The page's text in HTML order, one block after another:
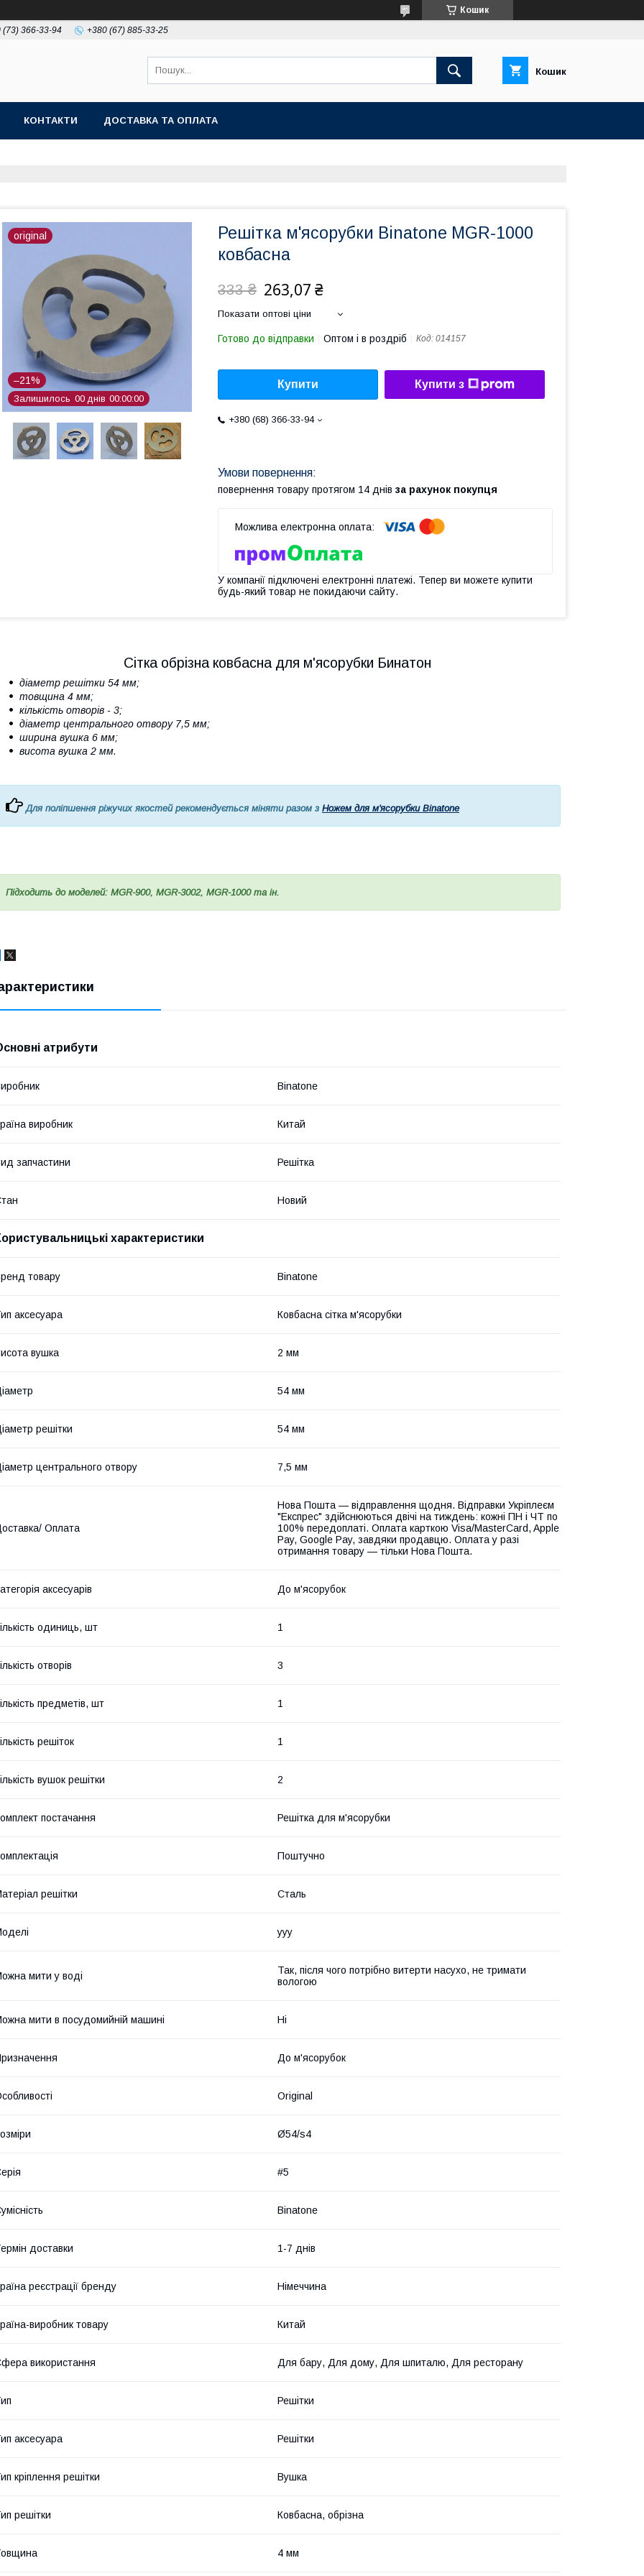
Кошик
(73) 366-33-94 +380 (67) 885-33-25
Кошик
КОНТАКТИ ДОСТАВКА ТА ОПЛАТА
original
–21%
Залишилось 00 днів 00 00 00
Решітка м'ясорубки Binatone MGR-1000
ковбасна
333 ₴ 263,07 ₴
Показати оптові ціни
Готово до відправки Оптом і в роздріб Код: 014157
Купити Купити з
+380 (68) 366-33-94
повернення товару протягом 14 днів за рахунок покупця
У компанії підключені електронні платежі. Тепер ви можете купити
будь-який товар не покидаючи сайту.
Сітка обрізна ковбасна для м'ясорубки Бинатон
діаметр решітки 54 мм;
товщина 4 мм;
кількість отворів - 3;
діаметр центрального отвору 7,5 мм;
ширина вушка 6 мм;
висота вушка 2 мм.
Для поліпшення ріжучих якостей рекомендується міняти разом з Ножем для м'ясорубки Binatone
Підходить до моделей: MGR-900, MGR-3002, MGR-1000 та ін.
атрибути
Binatone
виробник Китай
запчастини Решітка
Новий
характеристики
товару Binatone
аксесуара Ковбасна сітка м'ясорубки
вушка 2 мм
54 мм
решітки 54 мм
центрального отвору 7,5 мм
Оплата
Нова Пошта — відправлення щодня. Відправки Укріплеєм
"Експрес" здійснюються двічі на тиждень: кожні ПН і ЧТ по
100% передоплаті. Оплата карткою Visa/MasterCard, Apple
Pay, Google Pay, завдяки продавцю. Оплата у разі
отримання товару — тільки Нова Пошта.
аксесуарів До м'ясорубок
одиниць, шт 1
отворів 3
предметів, шт 1
решіток 1
вушок решітки 2
постачання Решітка для м'ясорубки
Поштучно
решітки Сталь
yyy
мити у воді
Так, після чого потрібно витерти насухо, не тримати
вологою
мити в посудомийній машині Ні
До м'ясорубок
Original
Ø54/s4
#5
Binatone
доставки 1-7 днів
реєстрації бренду Німеччина
виробник товару Китай
використання Для бару, Для дому, Для шпиталю, Для ресторану
Решітки
аксесуара Решітки
кріплення решітки Вушка
решітки Ковбасна, обрізна
4 мм